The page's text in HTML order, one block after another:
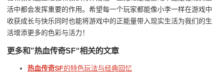
活中都会发挥重要的作用。希望每一个玩家都能像小李一样在游戏中
收获成长与快乐同时也能将游戏中的正能量带入现实生活为我们的生
活增添更多的色彩与活力！
更多和”热血传奇SF“相关的文章
热血传奇SF的特色玩法与经典回忆